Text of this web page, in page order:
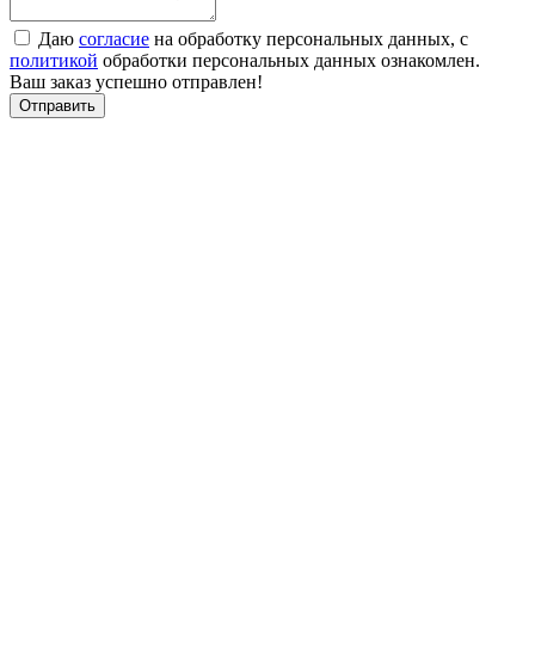
Даю согласие на обработку персональных данных, с
политикой обработки персональных данных ознакомлен.
Ваш заказ успешно отправлен!